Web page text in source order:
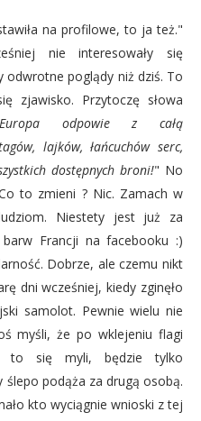
na profilowe, to ja też."
nie interesowały się
odwrotne poglądy niż dziś. To
zjawisko. Przytoczę słowa
Europa odpowie z całą
lajków, łańcuchów serc,
dostępnych broni!" No
to zmieni ? Nic. Zamach w
Niestety jest już za
Francji na facebooku :)
Dobrze, ale czemu nikt
dni wcześniej, kiedy zginęło
samolot. Pewnie wielu nie
myśli, że po wklejeniu flagi
to się myli, będzie tylko
podąża za drugą osobą.
kto wyciągnie wnioski z tej